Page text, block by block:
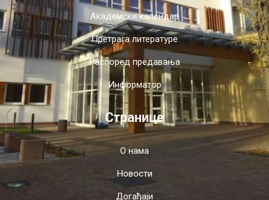
Академски календар
Претрага литературе
Распоред предавања
Информатор
Странице
О нама
Новости
Догађаји